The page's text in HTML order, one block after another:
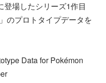
登場したシリーズ1作目
のプロトタイプデータを
Data for Pokémon